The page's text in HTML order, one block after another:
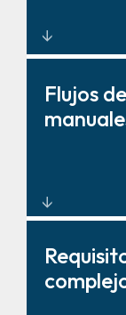
Control
Flujos